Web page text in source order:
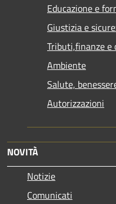
Educazione e
Giustizia e
Tributi,finanze e
Ambiente
Salute,
Autorizzazioni
NOVITÀ
Notizie
Comunicati